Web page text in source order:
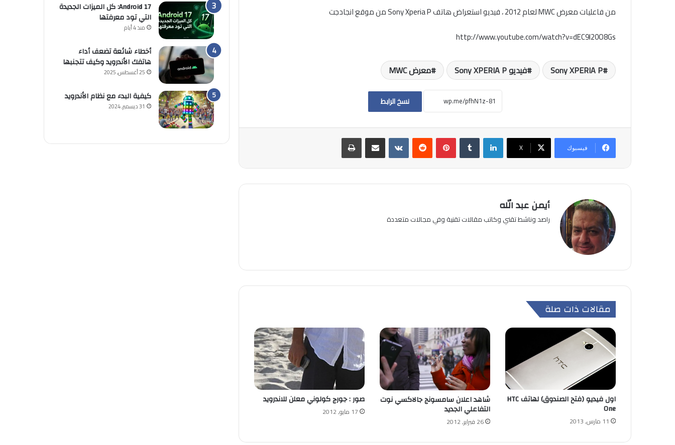
من فاعليات معرض MWC لعام 2012 ، فيديو استعراض هاتف Sony Xperia P من موقع انجادجت
http://www.youtube.com/watch?v=dEC9l20O8Gs
Sony XPERIA P فيديو Sony XPERIA P معرض MWC
نسخ الرابط
فيسبوك ‫X
لينكدإن بينتيريست مشاركة عبر البريد طباعة
أيمن عبد الله
راصد وناشط تقني وكاتب مقالات تقنية وفي مجالات متعددة
مقالات ذات صلة
اول فيديو (فتح الصندوق) لهاتف HTC
One
11 مارس, 2013
شاهد اعلان سامسونج جالاكسي نوت
التفاعلي الجديد
26 فبراير, 2012
صور : جورج كولوني معلن للاندرويد
17 مايو, 2012
Android 17: كل الميزات الجديدة
التي تود معرفتها
منذ 4 أيام
أخطاء شائعة تضعف أداء
هاتفك الأندرويد وكيف تتجنبها
25 أغسطس, 2025
كيفية البدء مع نظام الأندرويد
31 ديسمبر, 2024